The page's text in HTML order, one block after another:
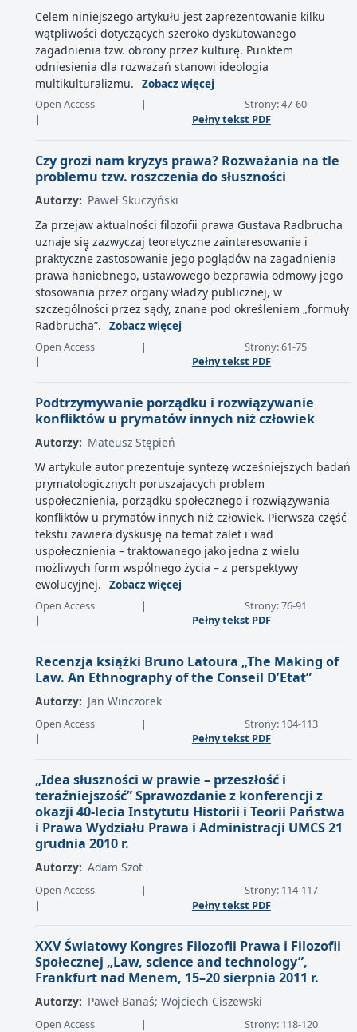
Celem niniejszego artykułu jest zaprezentowanie kilku
wątpliwości dotyczących szeroko dyskutowanego
zagadnienia tzw. obrony przez kulturę. Punktem
odniesienia dla rozważań stanowi ideologia
multikulturalizmu.
Zobacz więcej
Open Access
|
Strony: 47-60
|
Pełny tekst PDF
Czy grozi nam kryzys prawa? Rozważania na tle
problemu tzw. roszczenia do słuszności
Autorzy: Paweł Skuczyński
Za przejaw aktualności filozofii prawa Gustava Radbrucha
uznaje się̨ zazwyczaj teoretyczne zainteresowanie i
praktyczne zastosowanie jego poglądów na zagadnienia
prawa haniebnego, ustawowego bezprawia odmowy jego
stosowania przez organy władzy publicznej, w
szczególności przez sądy, znane pod określeniem „formuły
Radbrucha”.
Zobacz więcej
Open Access
|
Strony: 61-75
|
Pełny tekst PDF
Podtrzymywanie porządku i rozwiązywanie
konfliktów u prymatów innych niż człowiek
Autorzy: Mateusz Stępień
W artykule autor prezentuje syntezę wcześniejszych badań
prymatologicznych poruszających problem
uspołecznienia, porządku społecznego i rozwiązywania
konfliktów u prymatów innych niż człowiek. Pierwsza część
tekstu zawiera dyskusję na temat zalet i wad
uspołecznienia – traktowanego jako jedna z wielu
możliwych form wspólnego życia – z perspektywy
ewolucyjnej.
Zobacz więcej
Open Access
|
Strony: 76-91
|
Pełny tekst PDF
Recenzja książki Bruno Latoura „The Making of
Law. An Ethnography of the Conseil D’Etat”
Autorzy: Jan Winczorek
Open Access |
Strony: 104-113
|
Pełny tekst PDF
„Idea słuszności w prawie – przeszłość i
teraźniejszość” Sprawozdanie z konferencji z
okazji 40-lecia Instytutu Historii i Teorii Państwa
i Prawa Wydziału Prawa i Administracji UMCS 21
grudnia 2010 r.
Autorzy: Adam Szot
Open Access |
Strony: 114-117
|
Pełny tekst PDF
XXV Światowy Kongres Filozofii Prawa i Filozofii
Społecznej „Law, science and technology”,
Frankfurt nad Menem, 15–20 sierpnia 2011 r.
Autorzy: Paweł Banaś; Wojciech Ciszewski
Open Access |
Strony: 118-120